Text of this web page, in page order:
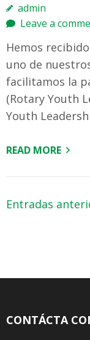
admin
Leave a
Hemos
uno de
facilitamos la
(Rotary Youth
Youth
READ MORE
Entradas
CONTÁCTA